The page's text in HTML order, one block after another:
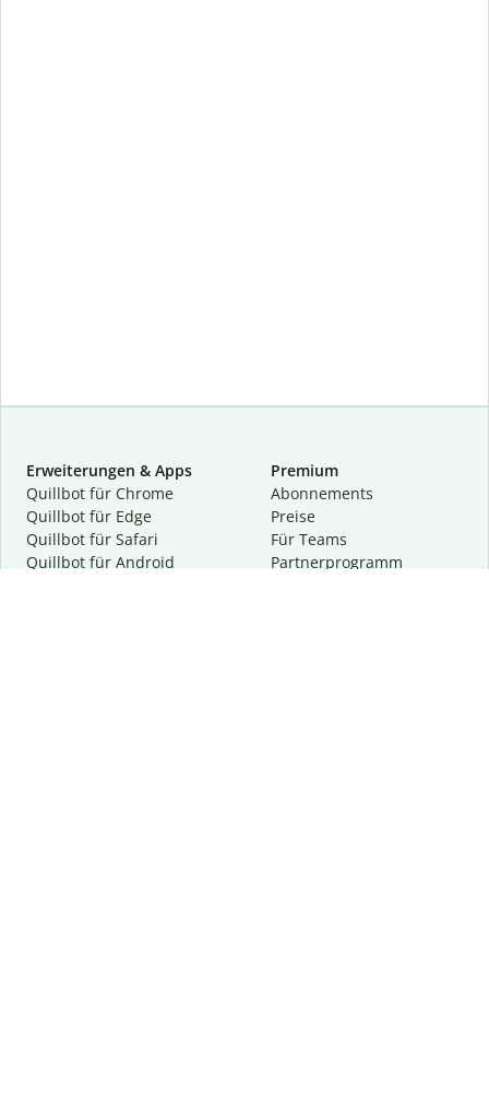
Erweiterungen & Apps
Quillbot für Chrome
Quillbot für Edge
Quillbot für Safari
Quillbot für Android
Premium
Abon­ne­ments
Preise
Für Teams
Partnerprogramm